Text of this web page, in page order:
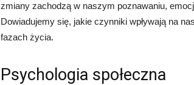
zmiany zachodzą w naszym poznawaniu,
Dowiadujemy się, jakie czynniki wpływają na
fazach życia.
Psychologia społeczna